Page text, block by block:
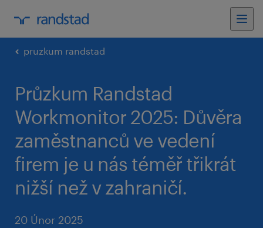
pruzkum randstad
Průzkum Randstad
Workmonitor 2025: Důvěra
zaměstnanců ve vedení
firem je u nás téměř třikrát
nižší než v zahraničí.
20 Únor 2025